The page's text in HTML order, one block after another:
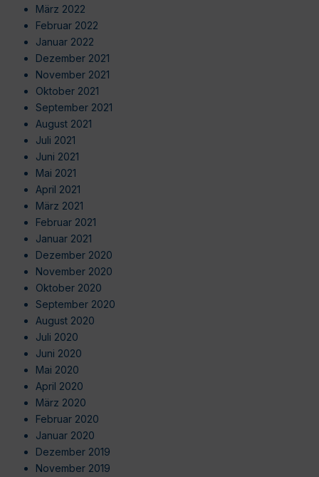
März 2022
Februar 2022
Januar 2022
Dezember 2021
November 2021
Oktober 2021
September 2021
August 2021
Juli 2021
Juni 2021
Mai 2021
April 2021
März 2021
Februar 2021
Januar 2021
Dezember 2020
November 2020
Oktober 2020
September 2020
August 2020
Juli 2020
Juni 2020
Mai 2020
April 2020
März 2020
Februar 2020
Januar 2020
Dezember 2019
November 2019